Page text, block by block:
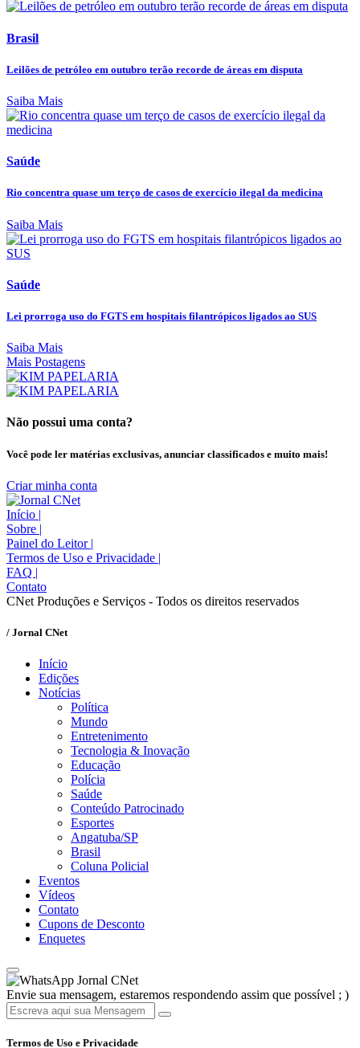
Brasil
Leilões de petróleo em outubro terão recorde de áreas em disputa
Saiba Mais
Saúde
Rio concentra quase um terço de casos de exercício ilegal da medicina
Saiba Mais
Saúde
Lei prorroga uso do FGTS em hospitais filantrópicos ligados ao SUS
Saiba Mais
Mais Postagens
Não possui uma conta?
Você pode ler matérias exclusivas, anunciar classificados e muito mais!
Criar minha conta
Início |
Sobre |
Painel do Leitor |
Termos de Uso e Privacidade |
FAQ |
Contato
CNet Produções e Serviços - Todos os direitos reservados
/ Jornal CNet
Início
Edições
Notícias
Política
Mundo
Entretenimento
Tecnologia & Inovação
Educação
Polícia
Saúde
Conteúdo Patrocinado
Esportes
Angatuba/SP
Brasil
Coluna Policial
Eventos
Vídeos
Contato
Cupons de Desconto
Enquetes
Jornal CNet
Envie sua mensagem, estaremos respondendo assim que possível ; )
Termos de Uso e Privacidade